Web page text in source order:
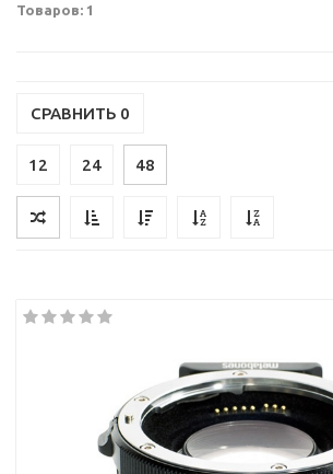
Товаров: 1
СРАВНИТЬ 0
12 24 48